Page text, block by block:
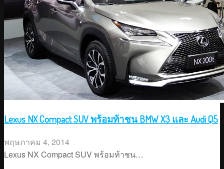
Lexus NX Compact SUV พร้อมท้าชน BMW X3 และ Audi Q5
พฤษภาคม 4, 2014
Lexus NX Compact SUV พร้อมท้าชน…